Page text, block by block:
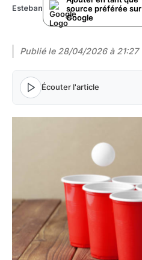
Esteban
source préférée sur
Google
Publié le 28/04/2026 à 21:27
Écouter l'article